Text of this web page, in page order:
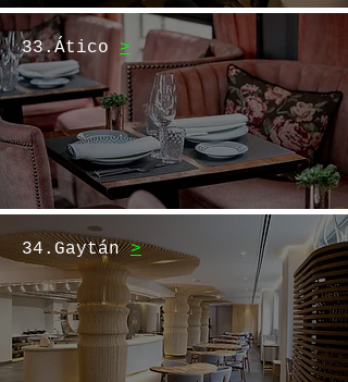
33.Ático >
34.Gaytán>